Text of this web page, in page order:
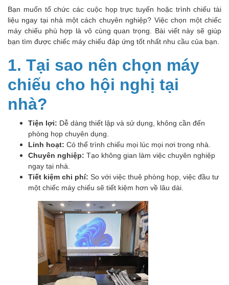
Bạn muốn tổ chức các cuộc họp trực tuyến hoặc trình chiếu tài
liệu ngay tại nhà một cách chuyên nghiệp? Việc chọn một chiếc
máy chiếu phù hợp là vô cùng quan trọng. Bài viết này sẽ giúp
bạn tìm được chiếc máy chiếu đáp ứng tốt nhất nhu cầu của bạn.
1. Tại sao nên chọn máy
chiếu cho hội nghị tại
nhà?
Tiện lợi: Dễ dàng thiết lập và sử dụng, không cần đến
phòng họp chuyên dụng.
Linh hoạt: Có thể trình chiếu mọi lúc mọi nơi trong nhà.
Chuyên nghiệp: Tạo không gian làm việc chuyên nghiệp
ngay tại nhà.
Tiết kiệm chi phí: So với việc thuê phòng họp, việc đầu tư
một chiếc máy chiếu sẽ tiết kiệm hơn về lâu dài.